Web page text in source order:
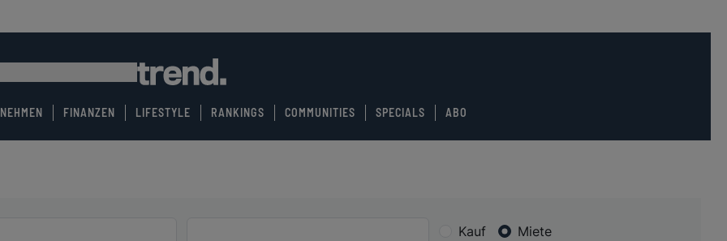
FINANZEN LIFESTYLE RANKINGS COMMUNITIES SPECIALS ABO
Kauf Miete